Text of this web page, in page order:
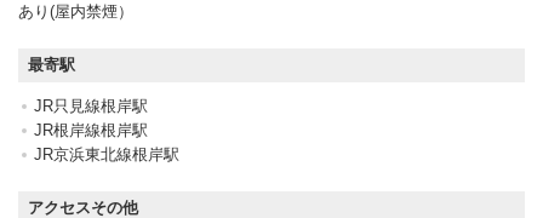
あり(屋内禁煙）
最寄駅
JR只見線根岸駅
JR根岸線根岸駅
JR京浜東北線根岸駅
アクセスその他